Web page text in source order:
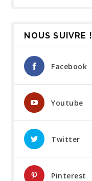
NOUS SUIVRE !
Facebook
Youtube
Twitter
Pinterest